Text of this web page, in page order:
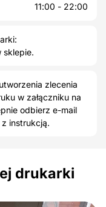
11:00 - 22:00
sklepie.
zlecenia
w załączniku na
odbierz e-mail
instrukcją.
drukarki